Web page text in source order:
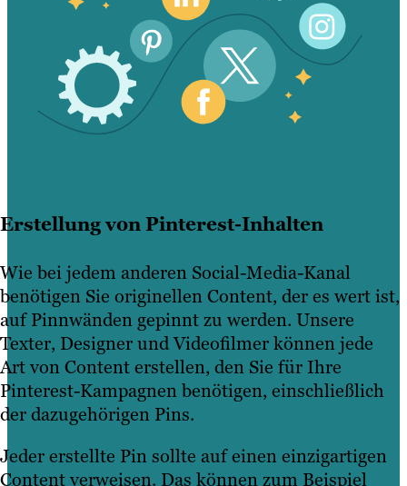
Erstellung von Pinterest-Inhalten
Wie bei jedem anderen Social-Media-Kanal
benötigen Sie originellen Content, der es wert ist,
auf Pinnwänden gepinnt zu werden. Unsere
Texter, Designer und Videofilmer können jede
Art von Content erstellen, den Sie für Ihre
Pinterest-Kampagnen benötigen, einschließlich
der dazugehörigen Pins.
Jeder erstellte Pin sollte auf einen einzigartigen
Content verweisen. Das können zum Beispiel